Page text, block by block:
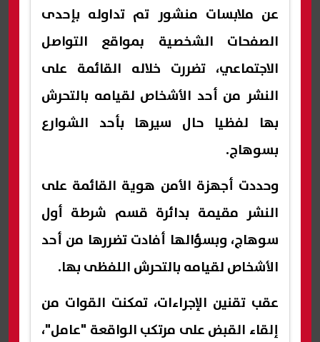
عن ملابسات منشور تم تداوله بإحدى
الصفحات الشخصية بمواقع التواصل
الاجتماعي، تضررت خلاله القائمة على
النشر من أحد الأشخاص لقيامه بالتحرش
بها لفظيا حال سيرها بأحد الشوارع
بسوهاج.
وحددت أجهزة الأمن هوية القائمة على
النشر مقيمة بدائرة قسم شرطة أول
سوهاج، وبسؤالها أفادت تضررها من أحد
الأشخاص لقيامه بالتحرش اللفظى بها.
عقب تقنين الإجراءات، تمكنت القوات من
إلقاء القبض على مرتكب الواقعة "عامل"،